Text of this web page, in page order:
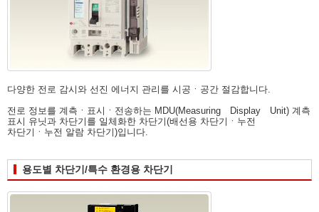
다양한 전로 감시와 선진 에너지 관리를 시공ㆍ공간 절감합니다.
전로 정보를 계측ㆍ표시ㆍ전송하는 MDU(Measuring Display Unit) 계측
표시 유닛과 차단기를 일체화한 차단기(배선용 차단기ㆍ누전
차단기ㆍ누전 알람 차단기)입니다.
용도별 차단기/특수 환경용 차단기